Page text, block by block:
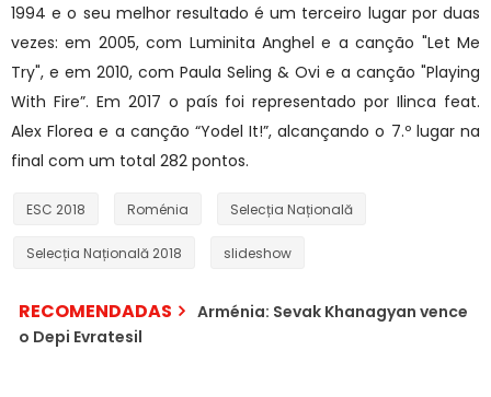
1994 e o seu melhor resultado é um terceiro lugar por duas
vezes: em 2005, com Luminita Anghel e a canção "Let Me
Try", e em 2010, com Paula Seling & Ovi e a canção "Playing
With Fire”. Em 2017 o país foi representado por Ilinca feat.
Alex Florea e a canção “Yodel It!”, alcançando o 7.º lugar na
final com um total 282 pontos.
ESC 2018 Roménia Selecția Națională
Selecția Națională 2018 slideshow
RECOMENDADAS
Arménia: Sevak Khanagyan vence
o Depi Evratesil